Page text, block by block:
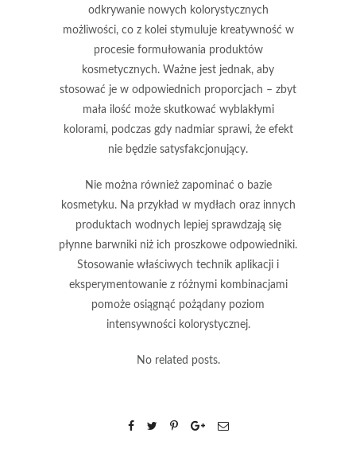
odkrywanie nowych kolorystycznych
możliwości, co z kolei stymuluje kreatywność w
procesie formułowania produktów
kosmetycznych. Ważne jest jednak, aby
stosować je w odpowiednich proporcjach – zbyt
mała ilość może skutkować wyblakłymi
kolorami, podczas gdy nadmiar sprawi, że efekt
nie będzie satysfakcjonujący.
Nie można również zapominać o bazie
kosmetyku. Na przykład w mydłach oraz innych
produktach wodnych lepiej sprawdzają się
płynne barwniki niż ich proszkowe odpowiedniki.
Stosowanie właściwych technik aplikacji i
eksperymentowanie z różnymi kombinacjami
pomoże osiągnąć pożądany poziom
intensywności kolorystycznej.
No related posts.